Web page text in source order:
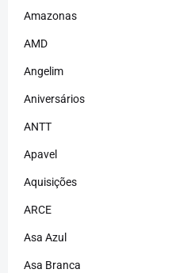
Amazonas
AMD
Angelim
Aniversários
ANTT
Apavel
Aquisições
ARCE
Asa Azul
Asa Branca